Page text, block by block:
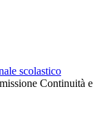
scolastico
Continuità e